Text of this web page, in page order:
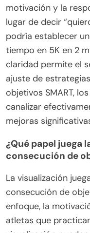
motivación y la
lugar de decir
podría establecer
tiempo en 5K en 2
claridad permite el
ajuste de
objetivos SMART,
canalizar
mejoras
¿Qué papel juega
consecución de
La visualización
consecución de
enfoque, la
atletas que